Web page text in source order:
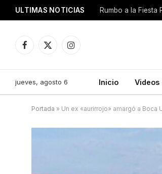
ULTIMAS NOTICIAS
Facebook
X
Instagram
jueves, agosto 6 Inicio Videos
Portada » Un ex «aurirrojo» amargó a Boca